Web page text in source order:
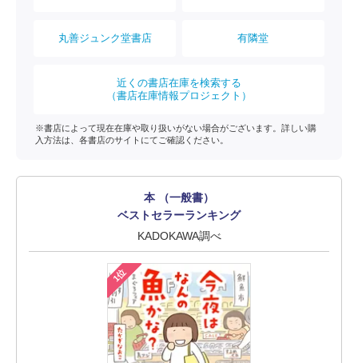
丸善ジュンク堂書店 有隣堂
近くの書店在庫を検索する
（書店在庫情報プロジェクト）
※書店によって現在在庫や取り扱いがない場合がございます。詳しい購
入方法は、各書店のサイトにてご確認ください。
本 （一般書）
ベストセラーランキング
KADOKAWA調べ
1位